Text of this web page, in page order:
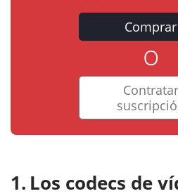
Comprar
o
Contratar
Los codecs de